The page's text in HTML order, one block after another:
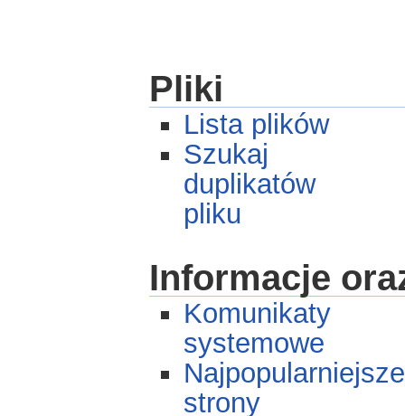
Pliki
Lista plików
Szukaj
duplikatów
pliku
Informacje
Komunikaty
systemowe
Najpopularniejsze
strony